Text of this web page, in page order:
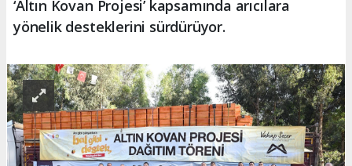
‘Altın Kovan Projesi’ kapsamında arıcılara
yönelik desteklerini sürdürüyor.